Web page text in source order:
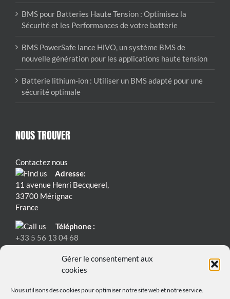
Gérer le consentement aux
cookies
Nous utilisons des cookies pour optimiser notre site web et notre service.
BMS pour Batteries Haute Tension : Optimisez la
Sécurité et les Performances de votre batterie
BMS PowerSafe lance HiVO, un système BMS de
nouvelle génération pour les applications haute tension
Batterie lithium-ion : Utiliser un BMS adapté pour une
sécurité optimale
NOUS TROUVER
Contactez nous
Adresse:
11 avenue Henri Becquerel,
33700 Mérignac
France
Téléphone :
+33 5 56 13 04 68
Email:
contact@bmspowersafe.com